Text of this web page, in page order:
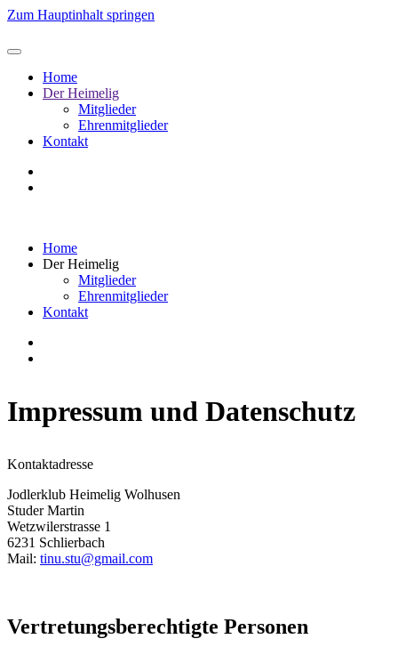
Zum Hauptinhalt springen
Home
Der Heimelig
Mitglieder
Ehrenmitglieder
Kontakt
Home
Der Heimelig
Mitglieder
Ehrenmitglieder
Kontakt
Impressum und Datenschutz
Kontaktadresse
Jodlerklub Heimelig Wolhusen
Studer Martin
Wetzwilerstrasse 1
6231 Schlierbach
Mail: tinu.stu@gmail.com
Vertretungsberechtigte Personen